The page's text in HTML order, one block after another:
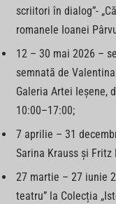
scriitori în dialog”-
romanele Ioanei
12 – 30 mai 2026 –
semnată de
Galeria Artei Ieșene,
10:00–17:00;
7 aprilie – 31
Sarina Krauss și Fritz
27 martie – 27 iunie
teatru” la Colecția